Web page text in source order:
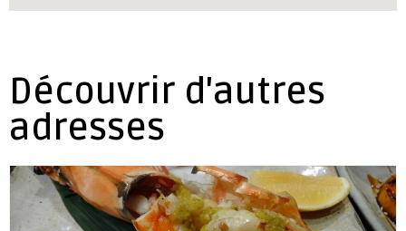
Découvrir d'autres
adresses